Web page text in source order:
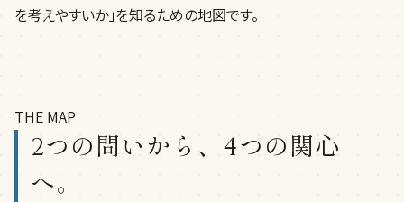
を考えやすいか」を知るための地図です。
THE MAP
2つの問いから、4つの関心
へ。